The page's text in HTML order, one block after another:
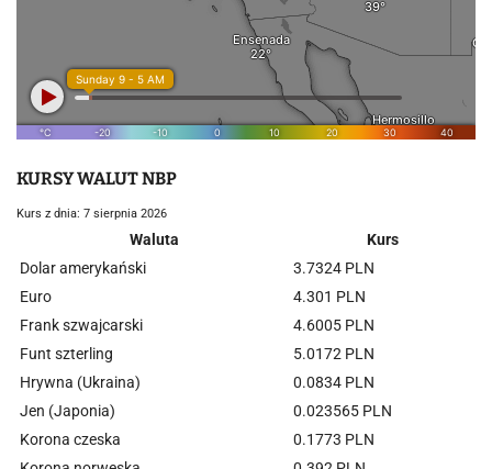
KURSY WALUT NBP
Kurs z dnia: 7 sierpnia 2026
Waluta
Kurs
Dolar amerykański
3.7324 PLN
Euro
4.301 PLN
Frank szwajcarski
4.6005 PLN
Funt szterling
5.0172 PLN
Hrywna (Ukraina)
0.0834 PLN
Jen (Japonia)
0.023565 PLN
Korona czeska
0.1773 PLN